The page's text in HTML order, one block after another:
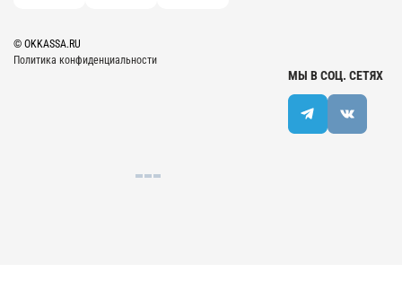
© OKKASSA.RU
Политика конфиденциальности
МЫ В СОЦ. СЕТЯХ